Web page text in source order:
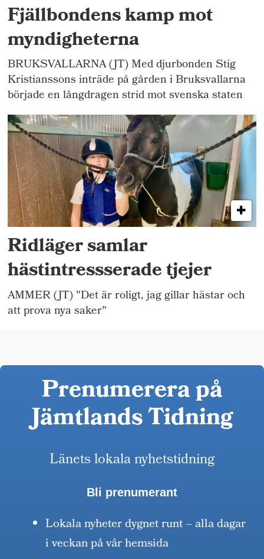
Fjällbondens kamp mot
myndigheterna
BRUKSVALLARNA (JT) Med djurbonden Stig
Kristianssons inträde på gården i Bruksvallarna
började en långdragen strid mot svenska staten
Ridläger samlar
hästintressserade tjejer
AMMER (JT) "Det är roligt, jag gillar hästar och
att prova nya saker"
Prenumerera på
Jämtlands Tidning
Länets lokala nyhetstidning
Bli prenumerant
Lokala nyheter dygnet runt – alla dagar
i veckan på vår hemsida